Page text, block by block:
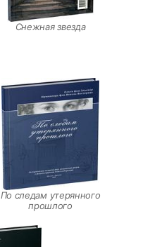
Снежная звезда
По следам утерянного
прошлого